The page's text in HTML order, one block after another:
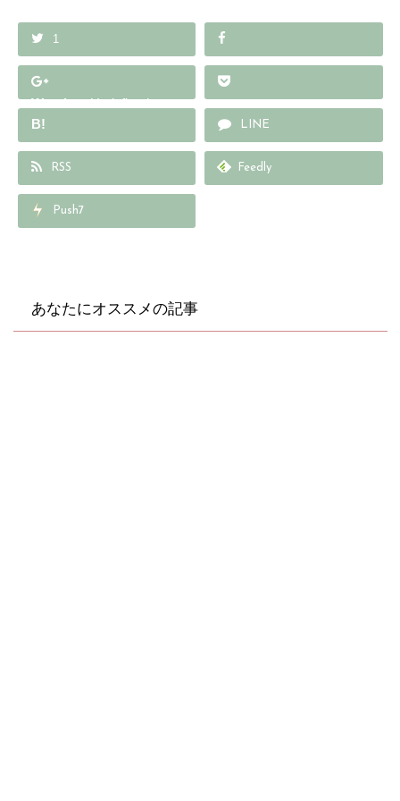
1
Warning: Undefined array
key "Google+" in
/home/wp578429/cul-
into.com/public_html/wp
-content/plugins/sns-
count-cache/sns-count-
B! LINE
RSS Feedly
Push7
あなたにオススメの記事